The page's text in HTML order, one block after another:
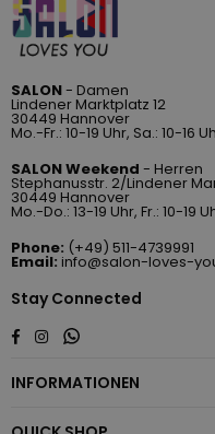
SALON- Damen
Lindener Marktplatz 12
30449 Hannover
Mo.-Fr.: 10-19 Uhr, Sa.: 10-16
SALON Weekend - Herren
Stephanusstr. 2/Lindener
30449 Hannover
Mo.-Do.: 13-19 Uhr, Fr.: 10-19
Phone: (+49) 511-4739991
Email: info@salon-loves-
Stay Connected
Facebook
InstagramWhatsapp
INFORMATIONEN